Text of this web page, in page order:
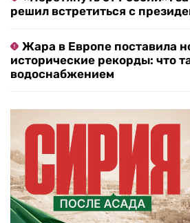
решил встретиться с
Жара в Европе поставила
исторические рекорды: что
водоснабжением